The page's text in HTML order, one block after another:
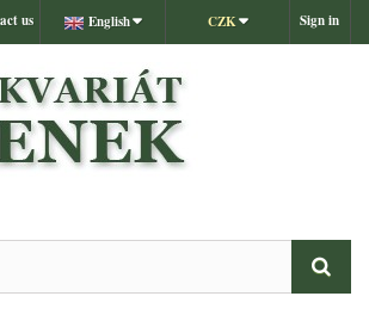
Sign in
CZK
English
us